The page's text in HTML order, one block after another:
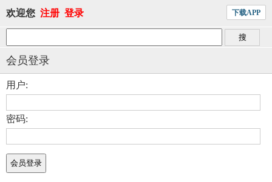
欢迎您 注册 登录 下载APP
会员登录
用户:
密码: